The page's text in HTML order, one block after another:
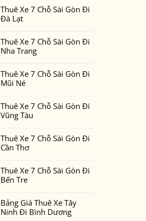
Phan
Thiết
2
Ngày
Bao
Nhiêu
Tiền
7
Chỗ
Sài
Đồng
Nai
bình
luận
ở
7
Chỗ
Sài
Bình
Phước
Thuê Xe 7 Chỗ Sài Gòn Đi
Đà Lạt
bình
luận
ở
7
Chỗ
Sài
Đà
Lạt
Thuê Xe 7 Chỗ Sài Gòn Đi
Nha Trang
bình
luận
ở
7
Chỗ
Sài
Nha
Trang
Thuê Xe 7 Chỗ Sài Gòn Đi
Mũi Né
bình
luận
ở
7
Chỗ
Sài
Mũi
Né
Thuê Xe 7 Chỗ Sài Gòn Đi
Vũng Tàu
bình
luận
ở
7
Chỗ
Sài
Vũng
Tàu
Thuê Xe 7 Chỗ Sài Gòn Đi
Cần Thơ
bình
luận
ở
7
Chỗ
Sài
Thuê Xe 7 Chỗ Sài Gòn Đi
Bến Tre
bình
luận
ở
Bảng Giá Thuê Xe Tây
Ninh Đi Bình Dương